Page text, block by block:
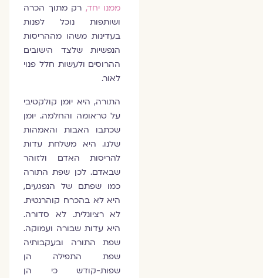
ממנו יחד,רק מתוך הכרה
ושותפות נוכל לפנות
בעדינות משהו מההריסות
הנפשיות שלצד הישובים
ההרוסים ולעשות חלל פנוי
לאור.
התורה, היא יומן קולקטיבי
על טראומה והחלמה. יומן
שכתבו האבות והאמהות
שלנו. היא משלחת עדות
להריסות האדם ולזוהר
שבאדם. לכן שפת התורה
כמו שפתם של הנפגעים,
היא לא בהכרח קוהרנטית.
לא רציונלית. לא סדורה.
היא עדות שבורה ועמוקה.
שפת התורה ובעקבותיה
שפת התפילה הן
שפות-קודש כי הן